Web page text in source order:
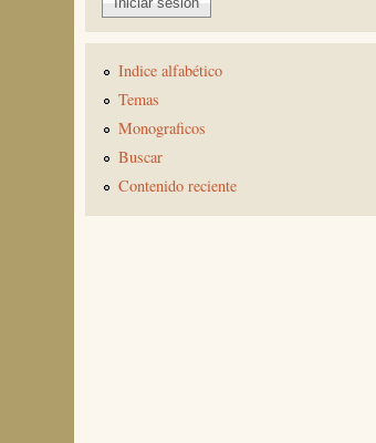
Indice alfabético
Temas
Monograficos
Buscar
Contenido reciente